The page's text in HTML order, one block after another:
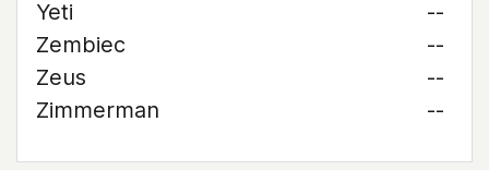
Yeti
--
Zembiec
--
Zeus
--
Zimmerman
--